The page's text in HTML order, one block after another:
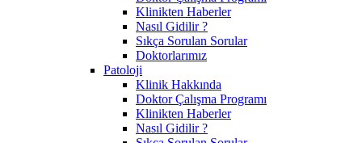
Klinikten Haberler
Nasıl Gidilir ?
Sıkça Sorulan Sorular
Doktorlarımız
Patoloji
Klinik Hakkında
Doktor Çalışma Programı
Klinikten Haberler
Nasıl Gidilir ?